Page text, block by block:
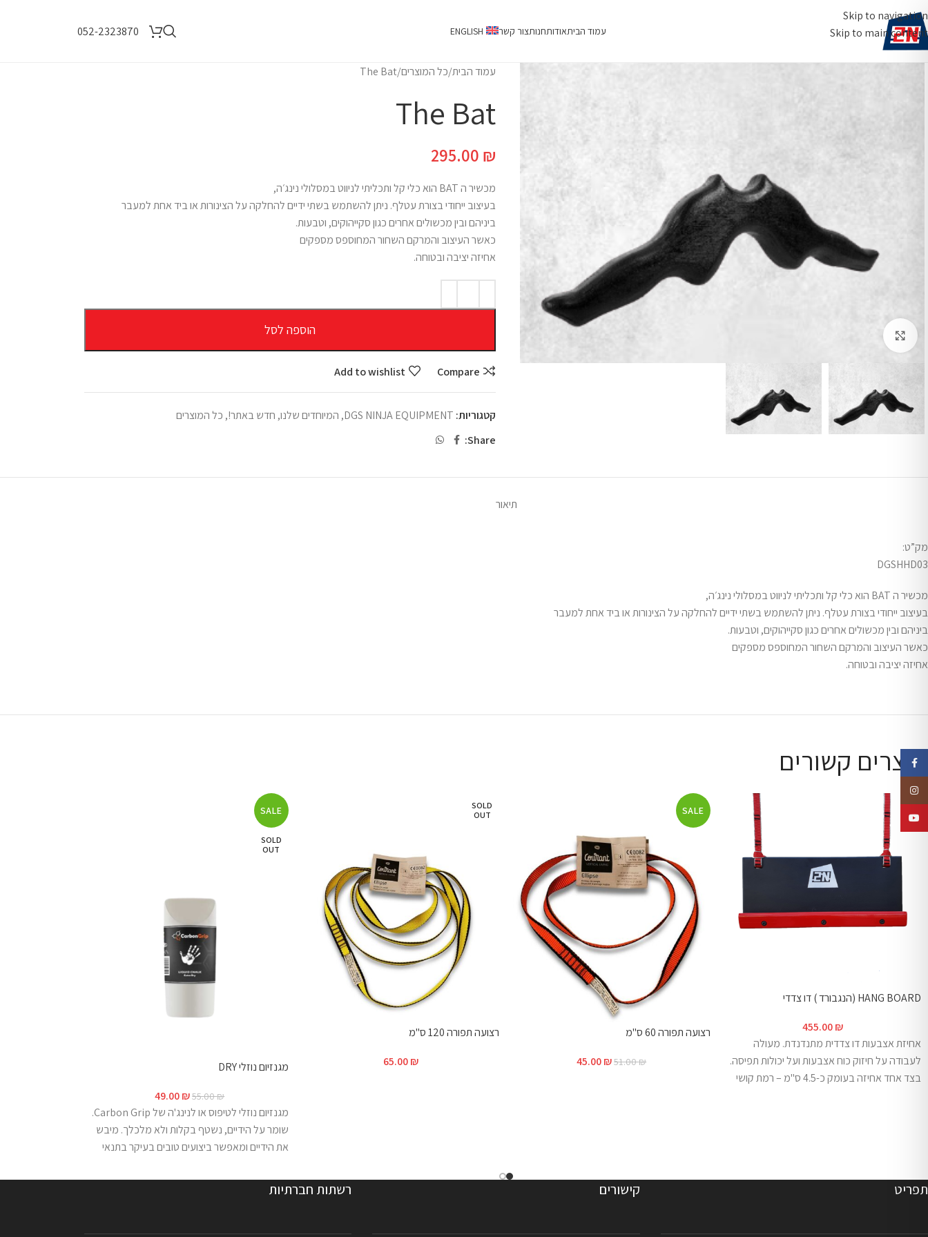
Skip to navigation
Skip to main content
עמוד הביתאודותחנותצור קשר ENGLISH
052-2323870
עמוד הבית כל המוצרים The Bat
The Bat
295.00 ₪
מכשיר ה BAT הוא כלי קל ותכליתי לניווט במסלולי נינג׳ה,
בעיצוב ייחודי בצורת עטלף. ניתן להשתמש בשתי ידיים להחלקה על הצינורות או ביד אחת למעבר
ביניהם ובין מכשולים אחרים כגון סקייהוקים, וטבעות.
כאשר העיצוב והמרקם השחור המחוספס מספקים
אחיזה יציבה ובטוחה.
הוספה לסל
Compare
Add to wishlist
קטגוריות: DGS NINJA EQUIPMENT
, המיוחדים שלנו, חדש באתר!, כל המוצרים
Share:
תיאור
מק”ט:
DGSHHD03
מכשיר ה BAT הוא כלי קל ותכליתי לניווט במסלולי נינג׳ה,
בעיצוב ייחודי בצורת עטלף. ניתן להשתמש בשתי ידיים להחלקה על הצינורות או ביד אחת למעבר
ביניהם ובין מכשולים אחרים כגון סקייהוקים, וטבעות.
כאשר העיצוב והמרקם השחור המחוספס מספקים
אחיזה יציבה ובטוחה.
מוצרים קשורים
HANG BOARD (הנגבורד ) דו צדדי
455.00₪
אחיזת אצבעות דו צדדית מתנדנדת. מעולה
לעבודה על חיזוק כוח אצבעות ועל יכולות תפיסה.
בצד אחד אחיזה בעומק כ-4.5 ס"מ – רמת קושי
בלבד.
SALE
רצועה תפורה 60 ס"מ
51.00₪
45.00₪
SOLD
OUT
רצועה תפורה 120 ס"מ
65.00₪
SALE
SOLD
OUT
מגנזיום נוזלי DRY
55.00₪
49.00₪
מגנזיום נוזלי לטיפוס או לנינג'ה של Carbon Grip.
שומר על הידיים, נשטף בקלות ולא מלכלך. מיבש
את הידיים ומאפשר ביצועים טובים בעיקר בתנאי
תפריט קישורים רשתות חברתיות
Facebook
Instagram
YouTube